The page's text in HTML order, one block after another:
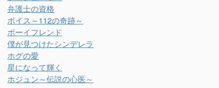
弁護士の資格
ボイス～112の奇跡～
ボーイフレンド
僕が見つけたシンデレラ
ホグの愛
星になって輝く
ホジュン～伝説の心医～